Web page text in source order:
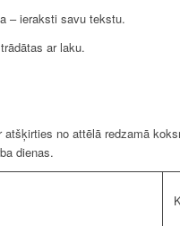
– ieraksti savu tekstu.
ar laku.
no attēlā redzamā
dienas.